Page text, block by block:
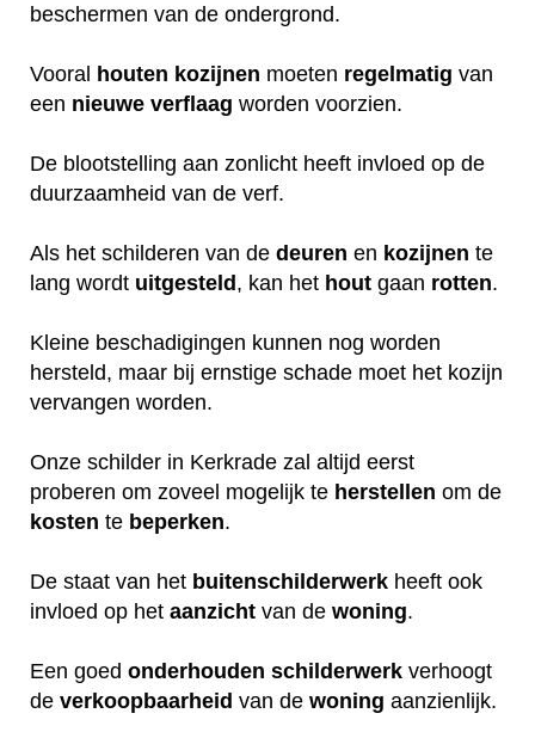
beschermen van de ondergrond.
Vooral houten kozijnen moeten regelmatig van
een nieuwe verflaag worden voorzien.
De blootstelling aan zonlicht heeft invloed op de
duurzaamheid van de verf.
Als het schilderen van de deuren en kozijnen te
lang wordt uitgesteld, kan het hout gaan rotten.
Kleine beschadigingen kunnen nog worden
hersteld, maar bij ernstige schade moet het kozijn
vervangen worden.
Onze schilder in Kerkrade zal altijd eerst
proberen om zoveel mogelijk te herstellen om de
kosten te beperken.
De staat van het buitenschilderwerk heeft ook
invloed op het aanzicht van de woning.
Een goed onderhouden schilderwerk verhoogt
de verkoopbaarheid van de woning aanzienlijk.